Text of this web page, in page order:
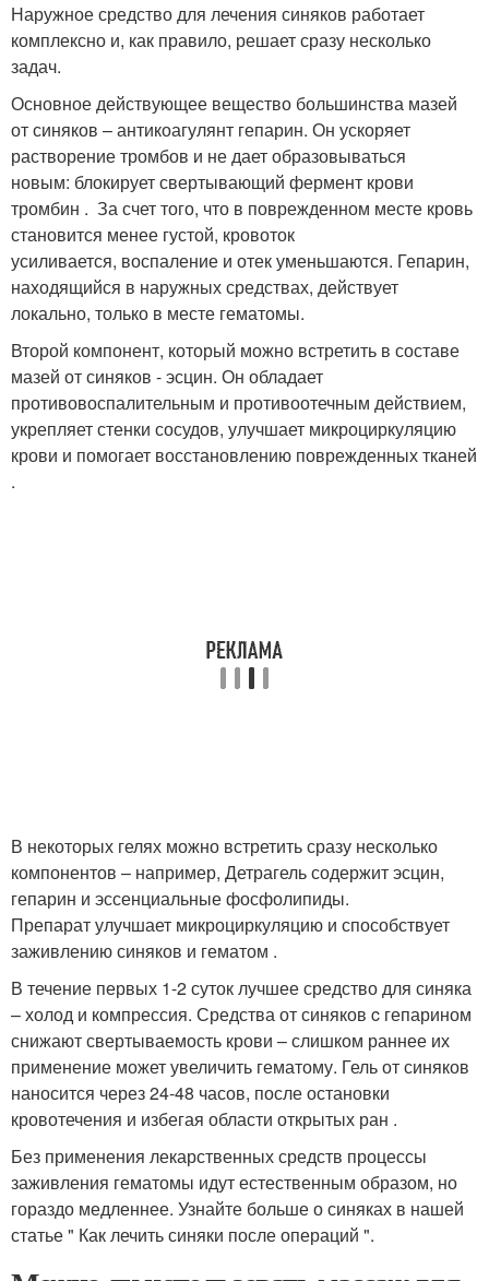
Наружное средство для лечения синяков работает
комплексно и, как правило, решает сразу несколько
задач.
Основное действующее вещество большинства мазей
от синяков – антикоагулянт гепарин. Он ускоряет
растворение тромбов и не дает образовываться
новым: блокирует свертывающий фермент крови
тромбин . За счет того, что в поврежденном месте кровь
становится менее густой, кровоток
усиливается, воспаление и отек уменьшаются. Гепарин,
находящийся в наружных средствах, действует
локально, только в месте гематомы.
Второй компонент, который можно встретить в составе
мазей от синяков - эсцин. Он обладает
противовоспалительным и противоотечным действием,
укрепляет стенки сосудов, улучшает микроциркуляцию
крови и помогает восстановлению поврежденных тканей
.
В некоторых гелях можно встретить сразу несколько
компонентов – например, Детрагель содержит эсцин,
гепарин и эссенциальные фосфолипиды.
Препарат улучшает микроциркуляцию и способствует
заживлению синяков и гематом .
В течение первых 1-2 суток лучшее средство для синяка
– холод и компрессия. Средства от синяков c гепарином
снижают свертываемость крови – слишком раннее их
применение может увеличить гематому. Гель от синяков
наносится через 24-48 часов, после остановки
кровотечения и избегая области открытых ран .
Без применения лекарственных средств процессы
заживления гематомы идут естественным образом, но
гораздо медленнее. Узнайте больше о синяках в нашей
статье " Как лечить синяки после операций ".